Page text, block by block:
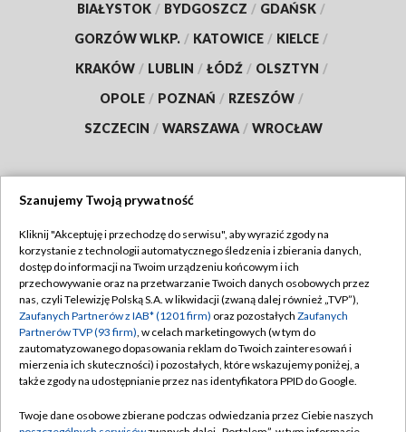
BIAŁYSTOK / BYDGOSZCZ / GDAŃSK /
GORZÓW WLKP. / KATOWICE / KIELCE /
KRAKÓW / LUBLIN / ŁÓDŹ / OLSZTYN /
OPOLE / POZNAŃ / RZESZÓW /
SZCZECIN / WARSZAWA / WROCŁAW
TVP
Abonament TVP
Emisja w TVP
Centrum informacji TVP
Naziemna Telewizja Cyfrowa
Regulamin TVP
Polityka prywatności
Moje zgody
Pomoc
Szanujemy Twoją prywatność
Kliknij "Akceptuję i przechodzę do serwisu", aby wyrazić zgody na
korzystanie z technologii automatycznego śledzenia i zbierania danych,
dostęp do informacji na Twoim urządzeniu końcowym i ich
przechowywanie oraz na przetwarzanie Twoich danych osobowych przez
nas, czyli Telewizję Polską S.A. w likwidacji (zwaną dalej również „TVP”),
Zaufanych Partnerów z IAB* (1201 firm) oraz pozostałych Zaufanych
Partnerów TVP (93 firm), w celach marketingowych (w tym do
zautomatyzowanego dopasowania reklam do Twoich zainteresowań i
mierzenia ich skuteczności) i pozostałych, które wskazujemy poniżej, a
także zgody na udostępnianie przez nas identyfikatora PPID do Google.
Twoje dane osobowe zbierane podczas odwiedzania przez Ciebie naszych